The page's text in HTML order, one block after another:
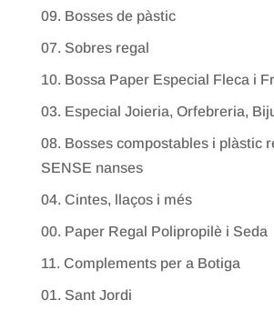
09. Bosses de pàstic
07. Sobres regal
10. Bossa Paper Especial Fleca i
03. Especial Joieria, Orfebreria,
08. Bosses compostables i plàstic
SENSE nanses
04. Cintes, llaços i més
00. Paper Regal Polipropilè i Seda
11. Complements per a Botiga
01. Sant Jordi